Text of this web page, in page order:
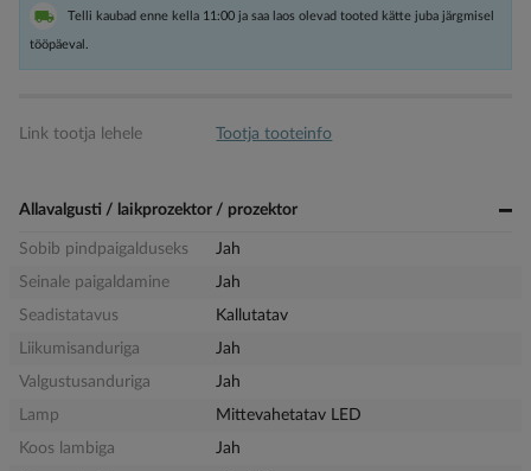
Telli kaubad enne kella 11:00 ja saa laos olevad tooted kätte juba järgmisel
tööpäeval.
Link tootja lehele Tootja tooteinfo
Allavalgusti / laikprozektor / prozektor
Sobib pindpaigalduseks
Jah
Seinale paigaldamine
Jah
Seadistatavus
Kallutatav
Liikumisanduriga
Jah
Valgustusanduriga
Jah
Lamp
Mittevahetatav LED
Koos lambiga
Jah